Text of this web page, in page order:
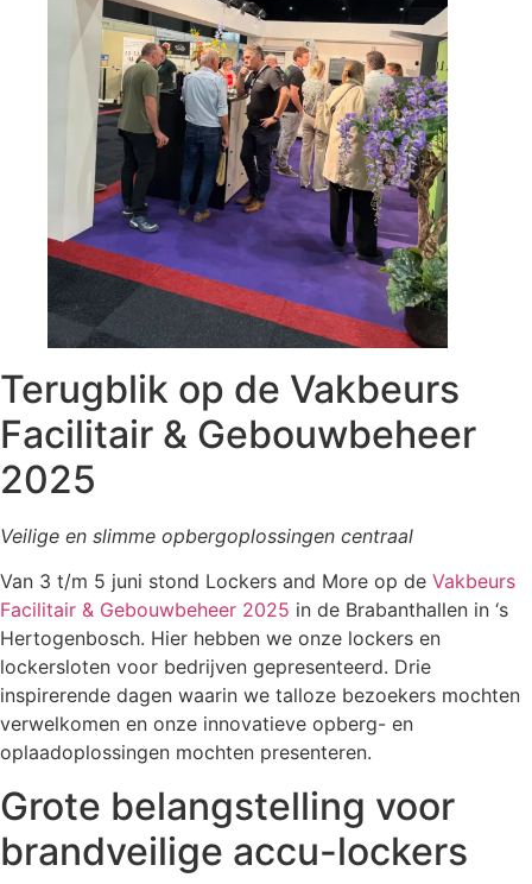
Terugblik op de Vakbeurs
Facilitair & Gebouwbeheer
2025
Veilige en slimme opbergoplossingen centraal
Van 3 t/m 5 juni stond Lockers and More op de Vakbeurs
Facilitair & Gebouwbeheer 2025 in de Brabanthallen in ‘s
Hertogenbosch. Hier hebben we onze lockers en
lockersloten voor bedrijven gepresenteerd. Drie
inspirerende dagen waarin we talloze bezoekers mochten
verwelkomen en onze innovatieve opberg- en
oplaadoplossingen mochten presenteren.
Grote belangstelling voor
brandveilige accu-lockers